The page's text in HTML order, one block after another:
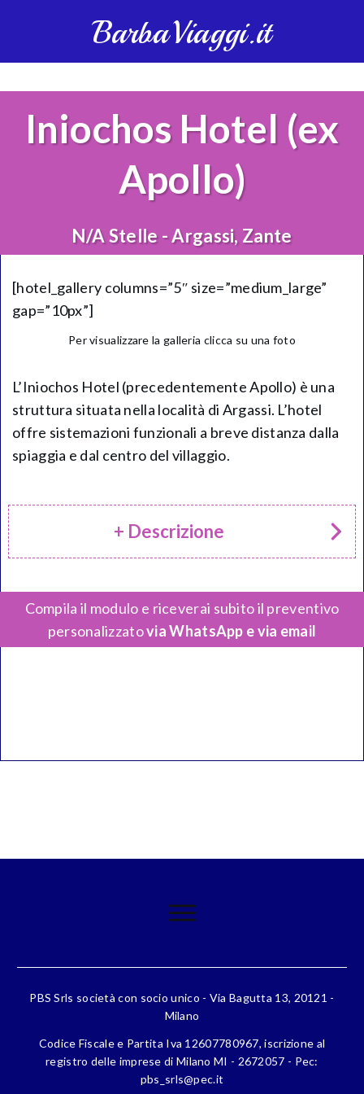
BarbaViaggi.it
Iniochos Hotel (ex
Apollo)
N/A Stelle - Argassi, Zante
[hotel_gallery columns=”5″ size=”medium_large”
gap=”10px”]
Per visualizzare la galleria clicca su una foto
L’Iniochos Hotel (precedentemente Apollo) è una
struttura situata nella località di Argassi. L’hotel
offre sistemazioni funzionali a breve distanza dalla
spiaggia e dal centro del villaggio.
+ Descrizione
Compila il modulo e riceverai subito il preventivo
personalizzatovia WhatsApp e via email
PBS Srls società con socio unico - Via Bagutta 13, 20121 -
Milano
Codice Fiscale e Partita Iva 12607780967, iscrizione al
registro delle imprese di Milano MI - 2672057 - Pec:
pbs_srls@pec.it